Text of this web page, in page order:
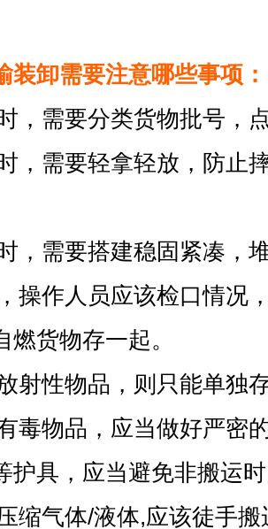
装卸需要注意哪些事项：
，需要分类货物批号，
，需要轻拿轻放，防止
，需要搭建稳固紧凑，
操作人员应该检口情况
燃货物存一起。
射性物品，则只能单独
毒物品，应当做好严密
护具，应当避免非搬运
缩气体/液体,应该徒手